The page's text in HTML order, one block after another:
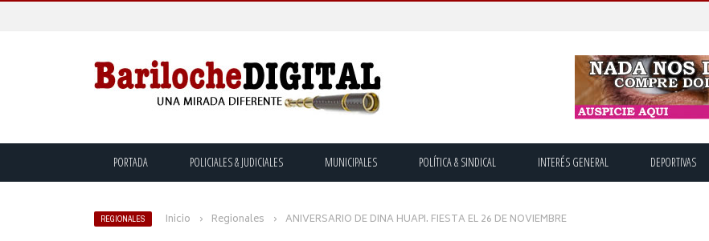
PORTADA POLICIALES & JUDICIALES MUNICIPALES POLÍTICA & SINDICAL INTERÉS GENERAL DEPORTIVAS
REGIONALES Inicio › Regionales › ANIVERSARIO DE DINA HUAPI. FIESTA EL 26 DE NOVIEMBRE